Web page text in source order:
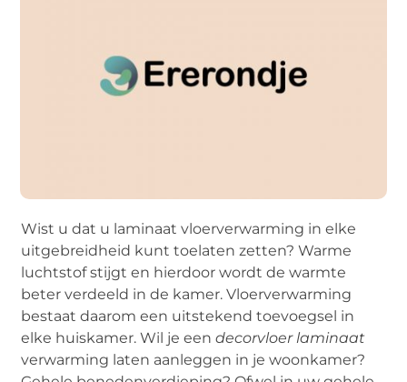
Wist u dat u laminaat vloerverwarming in elke
uitgebreidheid kunt toelaten zetten? Warme
luchtstof stijgt en hierdoor wordt de warmte
beter verdeeld in de kamer. Vloerverwarming
bestaat daarom een uitstekend toevoegsel in
elke huiskamer. Wil je eendecorvloer laminaat
verwarming laten aanleggen in je woonkamer?